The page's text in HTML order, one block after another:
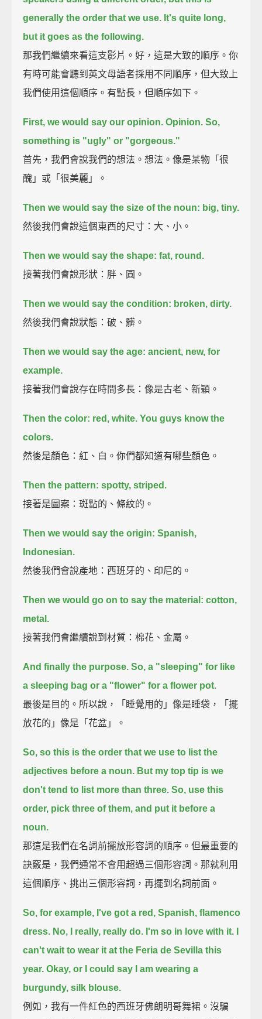
generally the order that we use. It's quite long,
but it goes as the following.
那我們繼續來看這支影片。好，這是大致的順序。你
有時可能會聽到英文母語者採用不同順序，但大致上
我們使用這個順序。有點長，但順序如下。
First, we would say our opinion. Opinion. So,
something is "ugly" or "gorgeous."
首先，我們會說我們的想法。想法。像是某物「很
醜」或「很美麗」。
Then we would say the size of the noun: big, tiny.
然後我們會說這個東西的尺寸：大、小。
Then we would say the shape: fat, round.
接著我們會說形狀：胖、圓。
Then we would say the condition: broken, dirty.
然後我們會說狀態：破、髒。
Then we would say the age: ancient, new, for
example.
接著我們會說存在時間多長：像是古老、新穎。
Then the color: red, white. You guys know the
colors.
然後是顏色：紅、白。你們都知道有哪些顏色。
Then the pattern: spotty, striped.
接著是圖案：斑點的、條紋的。
Then we would say the origin: Spanish,
Indonesian.
然後我們會說產地：西班牙的、印尼的。
Then we would go on to say the material: cotton,
metal.
接著我們會繼續說到材質：棉花、金屬。
And finally the purpose. So, a "sleeping" for like
a sleeping bag or a "flower" for a flower pot.
最後是目的。所以說，「睡覺用的」像是睡袋，「擺
放花的」像是「花盆」。
So, so this is the order that we use to list the
adjectives before a noun. But my top tip is we
don't tend to list more than three. So, use this
order, pick three of them, and put it before a
noun.
那這是我們在名詞前擺放形容詞的順序。但最重要的
訣竅是，我們通常不會用超過三個形容詞。那就利用
這個順序、挑出三個形容詞，再擺到名詞前面。
So, for example, I've got a red, Spanish, flamenco
dress. No, I really, really do. I'm so in love with it. I
can't wait to wear it at the Feria de Sevilla this
year. Okay, or I could say I am wearing a
burgundy, silk blouse.
例如，我有一件紅色的西班牙佛朗明哥舞裙。沒騙